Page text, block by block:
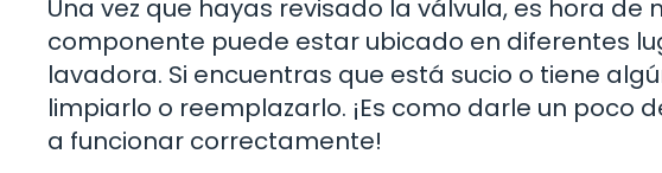
Una vez que hayas revisado la válvula, es hora de
componente puede estar ubicado en diferentes
lavadora. Si encuentras que está sucio o tiene
limpiarlo o reemplazarlo. ¡Es como darle un poco
a funcionar correctamente!